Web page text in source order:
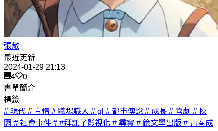
張散
最近更新
2024-01-29 21:13
4
0
書單簡介
標籤
# 現代 # 言情 # 職場職人 # gl # 都市傳說 # 成長 # 喜劇 # 校
園 # 社會事件 # #拜託了影視化 # 尋寶 # 鏡文學出版 # 青春成